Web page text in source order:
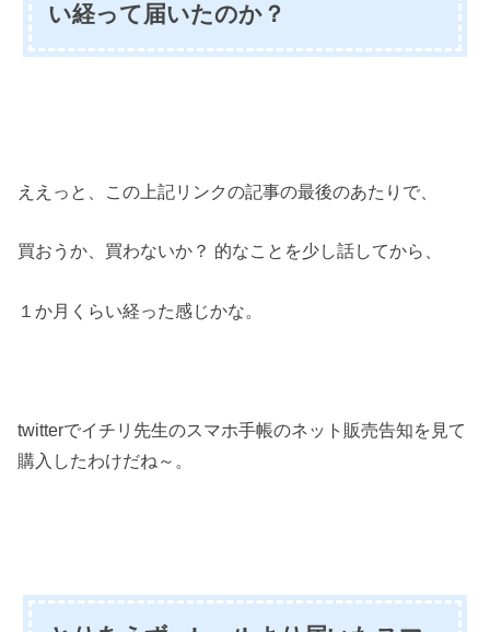
い経って届いたのか？
ええっと、この上記リンクの記事の最後のあたりで、
買おうか、買わないか？ 的なことを少し話してから、
１か月くらい経った感じかな。
twitterでイチリ先生のスマホ手帳のネット販売告知を見て
購入したわけだね～。